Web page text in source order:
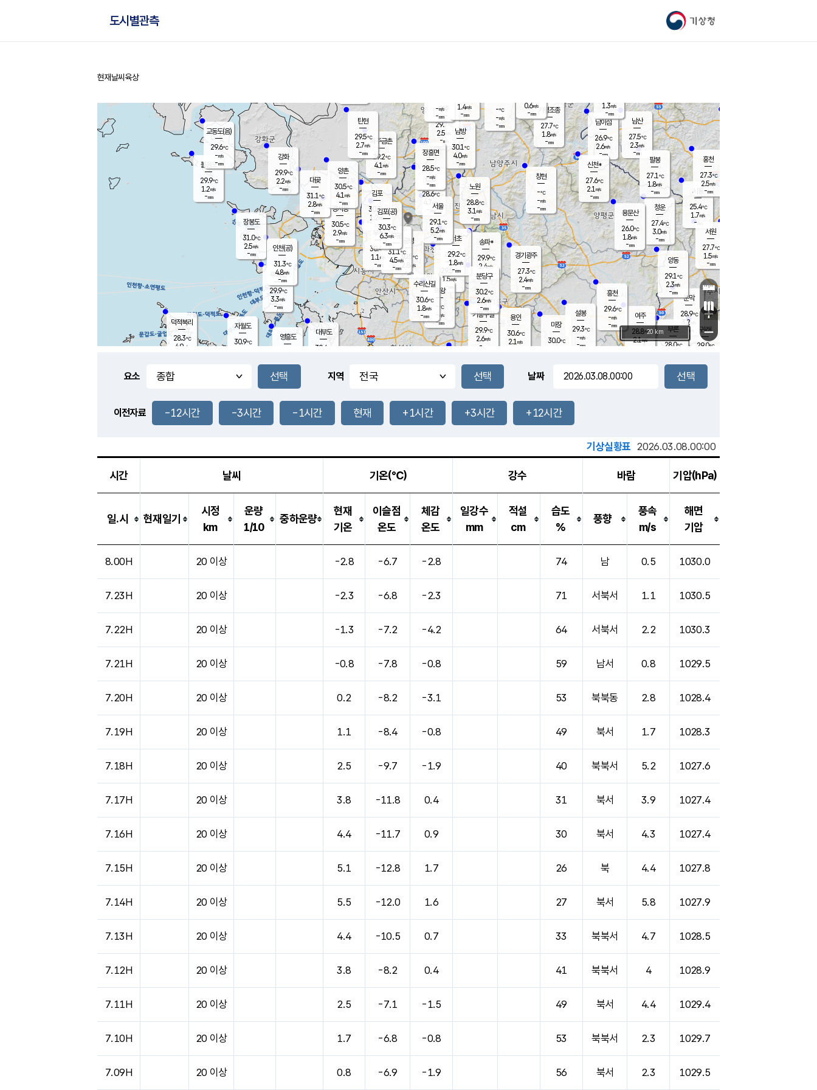
기상청
도시별관측
홈
현재날씨 육상
풍도
3.6m/s
문막
28.9℃
3.2m/s
mm
남이섬
26.9℃
2.6m/s
-mm
무의도
29.9℃
3.3m/s
-mm
영흥도
볼음도
29.9℃
1.2m/s
-mm
자월도
30.9℃
양주
29.7℃
2.5
-mm
부론
28.0℃
과천
29.5℃
1.5m/s
- mm
남산
27.5℃
2.3m/s
-mm
장봉도
31.0℃
2.5m/s
-mm
-mm
청운
27.4℃
3.0m/s
-mm
팔봉
27.1℃
1.8m/s
-mm
-mm
용인
30.6℃
2.1 m/s
여주
28.8℃
2.1m/s
양동
29.1℃
2.3m/s
-mm
경기광주
27.3℃
2.4m/s
-mm
장호원
1.3m/s
-mm
30.5
℃
대부도
30.4
-
경서동
30.5℃
2.9m/s
-mm
파주금촌
29.2℃
4.1 m/s
-mm
가평조종
27.7℃
1.8m/s
-mm
-℃
-m/s
-mm
대곶
31.1℃
2.8m/s
-mm
신천*
27.6℃
2.1 m/s
-mm
창현
-℃
-m/s
-mm
탄현
29.5℃
2.7m/s
-mm
0.6m/s
-mm
31.1℃
1.6m/s
-mm
흥천
29.6℃
-m/s
-mm
마장
30.0℃
의왕
- ℃
-m/s
-mm
김포
30.3℃
1.2 m/s
mm
설봉
29.3℃
-m/s
-mm
광명
30.5 ℃
2.8 m/s
-mm
부천
30.4℃
1.1 m/s
-mm
-mm
양촌
30.5℃
4.1 m/s
-mm
구로
31.1℃
4.5m/s
-mm
은평
28.6℃
4.7 m/s
- mm
노원
28.8℃
3.1 m/s
-mm
송파*
29.9℃
2.4m/s
-mm
서초
29.2℃
1.8m/s
-mm
남방
30.1℃
4.0m/s
-mm
기흥구갈
29.9℃
2.6m/s
-
수리산길
30.6℃
1.8m/s
-mm
분당구
30.2℃
2.6m/s
-mm
장흥면
28.5℃
-m/s
-mm
-m/s
-mm
시동
25.4℃
1.7m/s
- mm
귀래
29.0℃
서원
27.7℃
1.5m/s
-mm
용문산
26.0℃
1.8m/s
-mm
덕적북리
28.3℃
4.9m/s
홍천
27.3℃
2.5m/s
-mm
강화
29.9℃
2.2m/s
-mm
인천(공)
31.3℃
4.8m/s
-mm
김포(공)
30.3℃
6.3m/s
-mm
서울
29.1℃
5.2m/s
-mm
1.4m/s
-mm
교동도(음)
29.6℃
-m/s
-mm
+
−
20 km
요소 지역 날짜
이전자료 -12시간 -3시간 -1시간 현재 +1시간 +3시간 +12시간
기상실황표 2026.03.08.00:00
시간 날씨 기온(℃) 강수 바람 기압(hPa)
일.시 현재일기
시정
km
운량
1/10
중하운량
현재
기온
이슬점
온도
체감
온도
일강수
mm
적설
cm
습도
%
풍향
풍속
m/s
해면
기압
8.00H 20 이상 -2.8 -6.7 -2.8 74 남 0.5 1030.0
7.23H 20 이상 -2.3 -6.8 -2.3 71 서북서 1.1 1030.5
7.22H 20 이상 -1.3 -7.2 -4.2 64 서북서 2.2 1030.3
7.21H 20 이상 -0.8 -7.8 -0.8 59 남서 0.8 1029.5
7.20H 20 이상 0.2 -8.2 -3.1 53 북북동 2.8 1028.4
7.19H 20 이상 1.1 -8.4 -0.8 49 북서 1.7 1028.3
7.18H 20 이상 2.5 -9.7 -1.9 40 북북서 5.2 1027.6
7.17H 20 이상 3.8 -11.8 0.4 31 북서 3.9 1027.4
7.16H 20 이상 4.4 -11.7 0.9 30 북서 4.3 1027.4
7.15H 20 이상 5.1 -12.8 1.7 26 북 4.4 1027.8
7.14H 20 이상 5.5 -12.0 1.6 27 북서 5.8 1027.9
7.13H 20 이상 4.4 -10.5 0.7 33 북북서 4.7 1028.5
7.12H 20 이상 3.8 -8.2 0.4 41 북북서 4 1028.9
7.11H 20 이상 2.5 -7.1 -1.5 49 북서 4.4 1029.4
7.10H 20 이상 1.7 -6.8 -0.8 53 북북서 2.3 1029.7
7.09H 20 이상 0.8 -6.9 -1.9 56 북서 2.3 1029.5